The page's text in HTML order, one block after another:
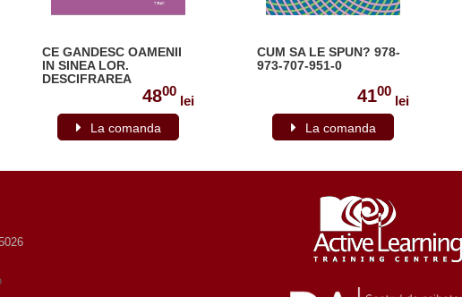
CE GANDESC OAMENII
IN SINEA LOR.
DESCIFRAREA
LIMBAJULUI CORPORAL
978-606-40-0677-64800
lei
La comanda
CUM SA LE SPUN? 978-
973-707-951-0
4100
lei
La comanda